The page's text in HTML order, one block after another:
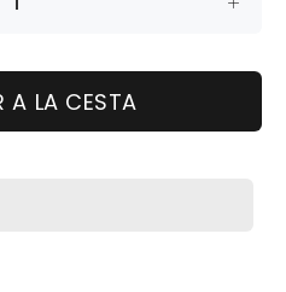
A LA CESTA